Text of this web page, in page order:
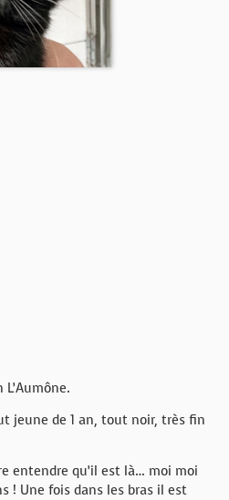
jeune de 1 an, tout noir, très fin
entendre qu’il est là… moi moi
! Une fois dans les bras il est